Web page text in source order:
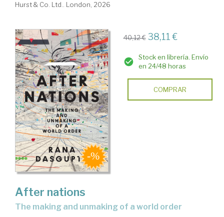
Hurst & Co. Ltd.. London, 2026
40,12 € 38,11 €
Stock en librería. Envío
en 24/48 horas
COMPRAR
After nations
the making and unmaking of a world order